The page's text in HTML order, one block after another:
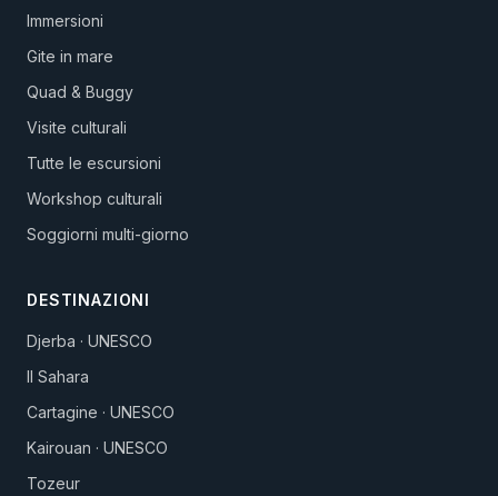
Immersioni
Gite in mare
Quad & Buggy
Visite culturali
Tutte le escursioni
Workshop culturali
Soggiorni multi-giorno
DESTINAZIONI
Djerba · UNESCO
Il Sahara
Cartagine · UNESCO
Kairouan · UNESCO
Tozeur